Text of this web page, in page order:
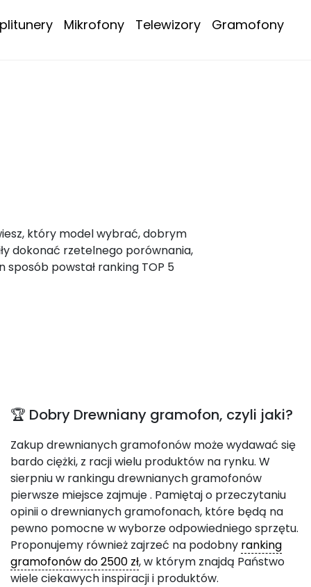
Mikrofony Telewizory Gramofony
który model wybrać, dobrym
dokonać rzetelnego porównania,
powstał ranking TOP 5
🏆 Dobry Drewniany gramofon, czyli jaki?
Zakup drewnianych gramofonów może wydawać się
bardo ciężki, z racji wielu produktów na rynku. W
sierpniu w rankingu drewnianych gramofonów
pierwsze miejsce zajmuje. Pamiętaj o przeczytaniu
opinii o drewnianych gramofonach, które będą na
pewno pomocne w wyborze odpowiedniego sprzętu.
Proponujemy również zajrzeć na podobny ranking
gramofonów do 2500 zł, w którym znajdą Państwo
wiele ciekawych inspiracji i produktów.